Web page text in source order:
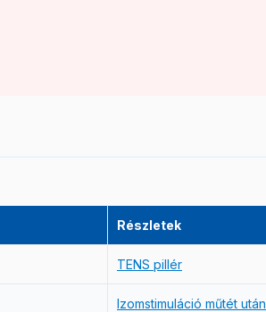
Részletek
TENS pillér
Izomstimuláció műtét után